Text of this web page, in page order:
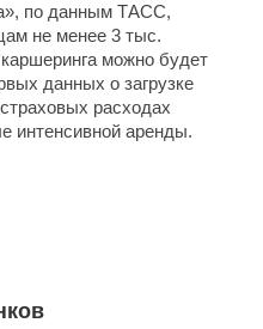
по данным ТАСС,
не менее 3 тыс.
можно будет
данных о загрузке
расходах
интенсивной аренды.